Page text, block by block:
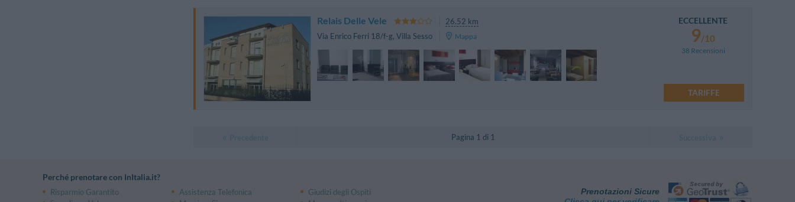
Relais Delle Vele
26.52 km
Via Enrico Ferri 18/f-g, Villa Sesso Mappa
ECCELLENTE
9/10
38 Recensioni
TARIFFE
Pagina 1 di 1
Perché prenotare con InItalia.it?
Risparmio Garantito Assistenza Telefonica
Giudizi degli Ospiti
Prenotazioni Sicure